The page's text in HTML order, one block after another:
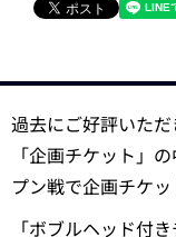
過去にご好評いた
「企画チケット」
プン戦で企画チケ
「ボブルヘッド付